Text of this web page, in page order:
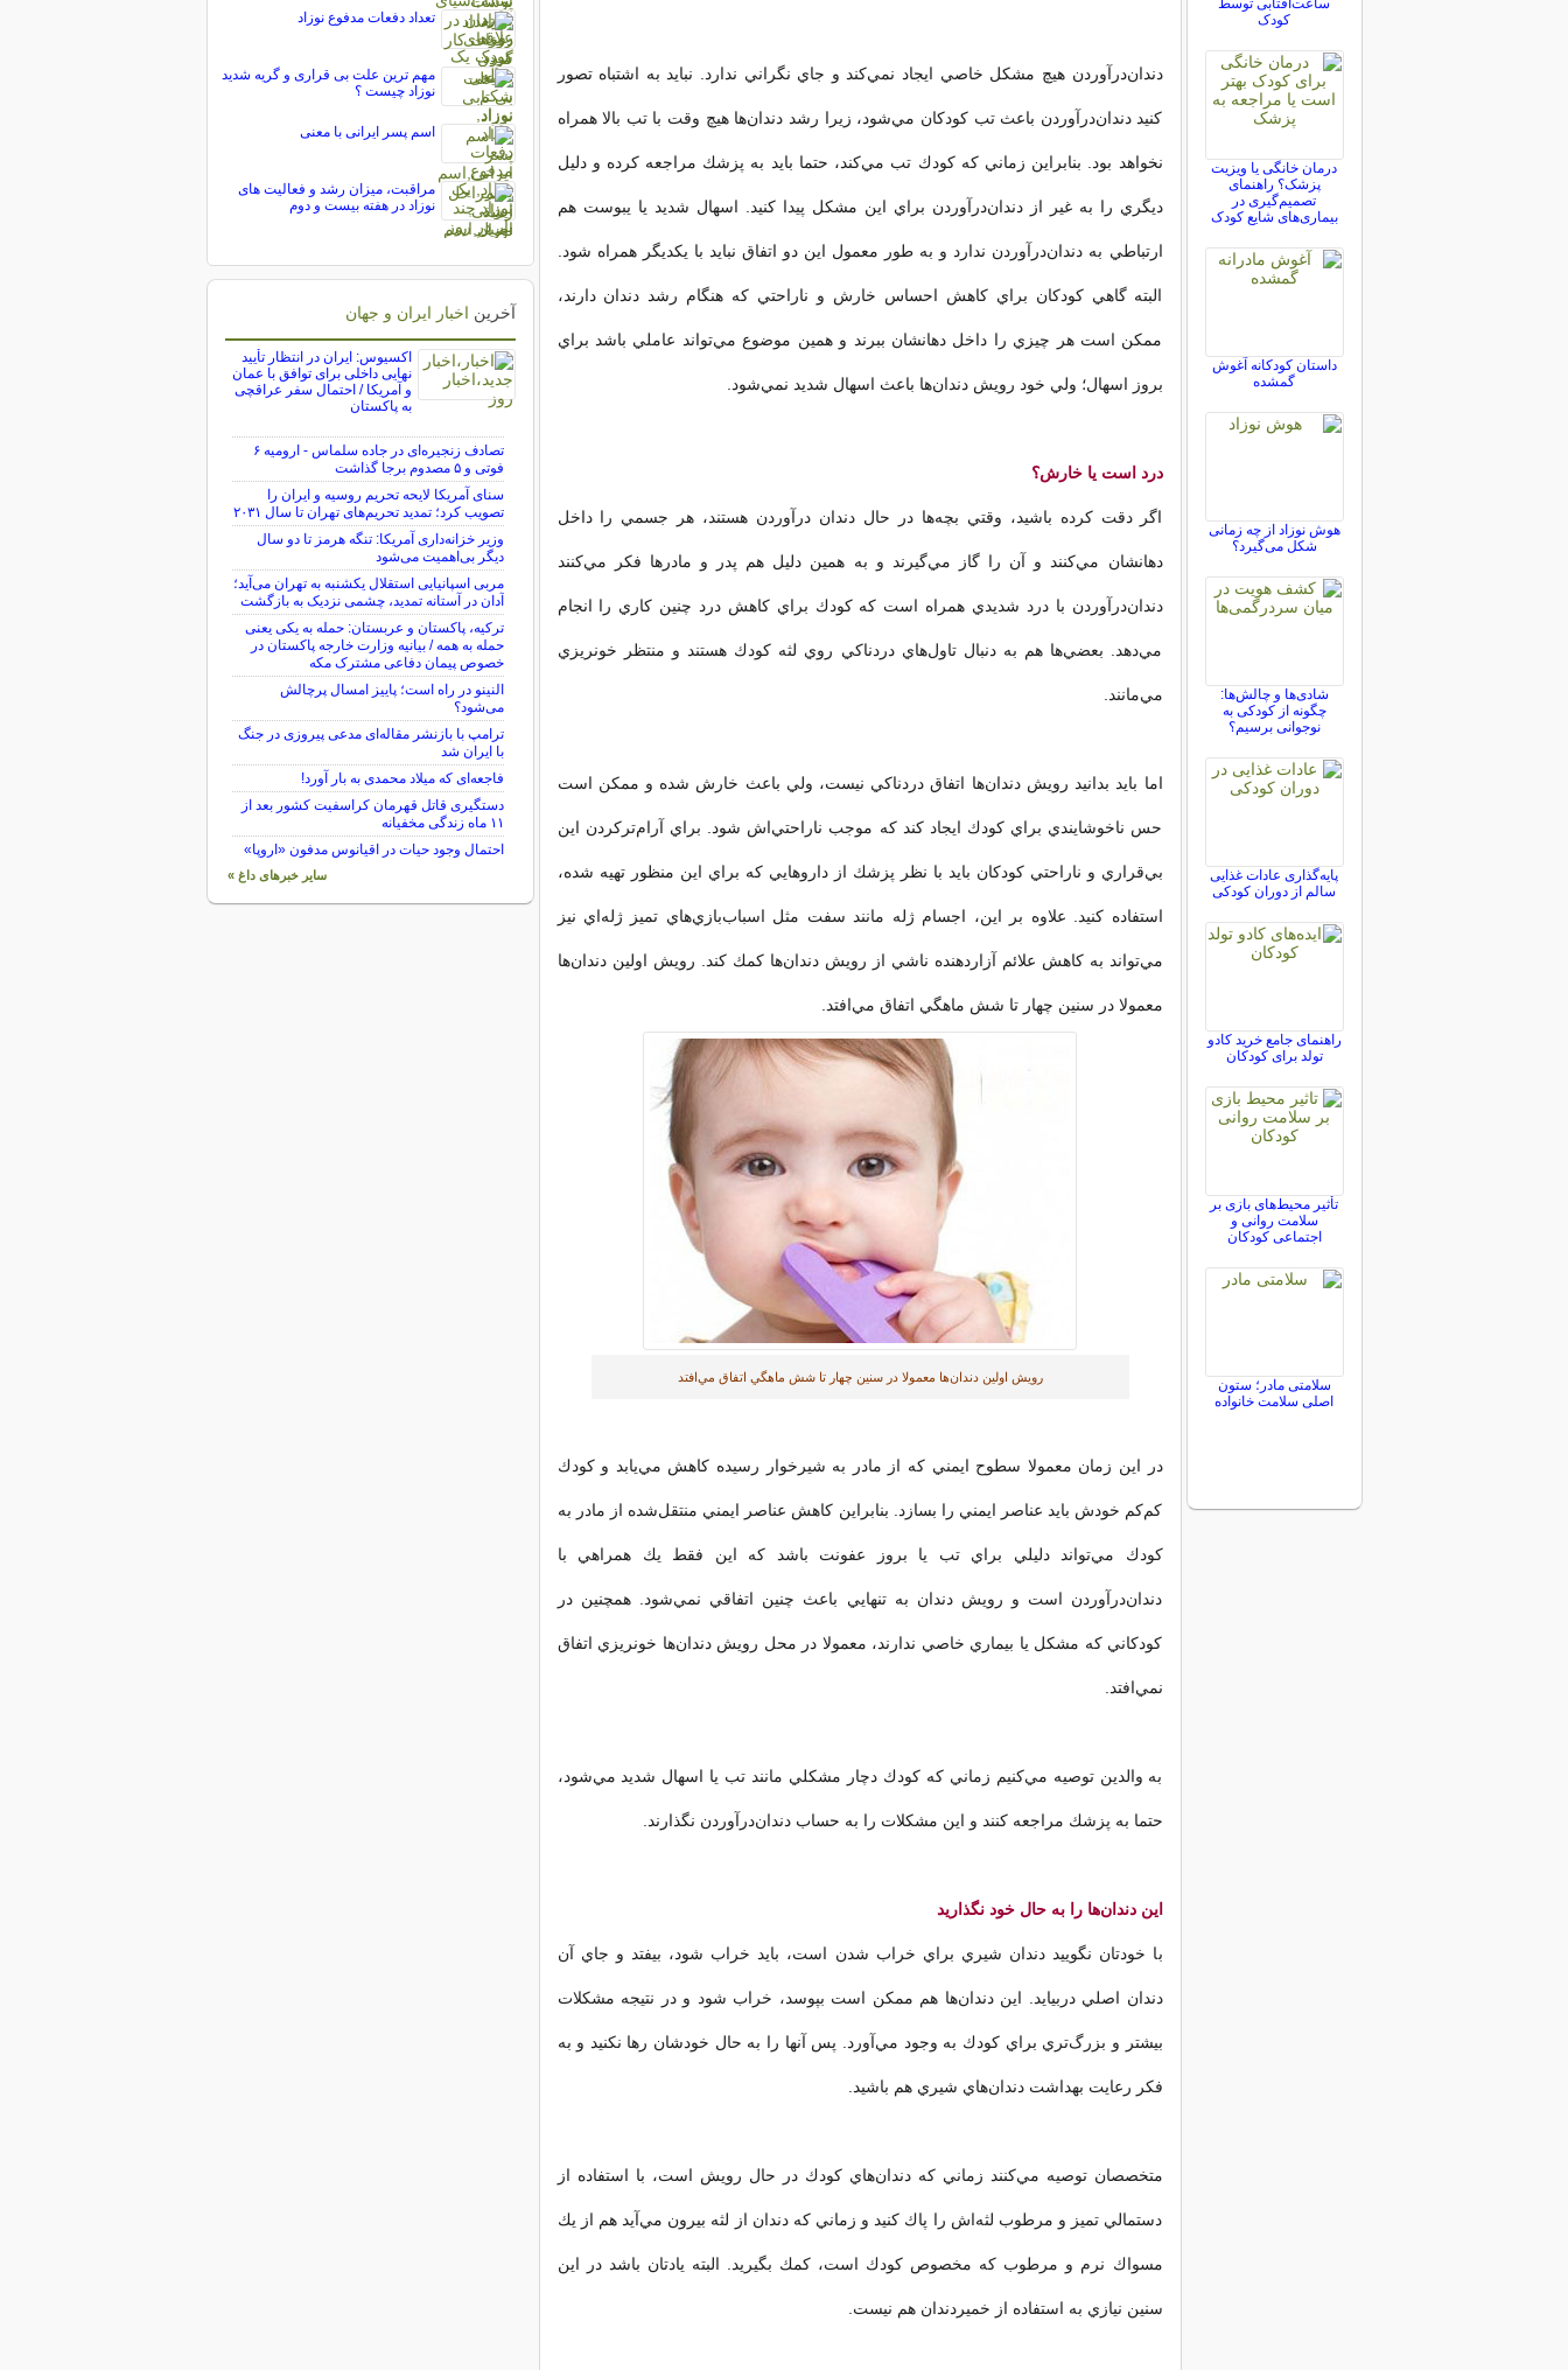
دندان‌درآوردن هيچ مشكل خاصي ايجاد نمي‌كند و جاي نگراني ندارد. نبايد به اشتباه تصور
كنيد دندان‌درآوردن باعث تب كودكان مي‌شود، زيرا رشد دندان‌ها هيچ وقت با تب بالا همراه
نخواهد بود. بنابراين زماني كه كودك تب مي‌كند، حتما بايد به پزشك مراجعه كرده و دليل
ديگري را به غير از دندان‌درآوردن براي اين مشكل پيدا كنيد. اسهال شديد يا يبوست هم
ارتباطي به دندان‌درآوردن ندارد و به طور معمول اين دو اتفاق نبايد با يكديگر همراه شود.
البته گاهي كودكان براي كاهش احساس خارش و ناراحتي كه هنگام رشد دندان دارند،
ممكن است هر چيزي را داخل دهانشان ببرند و همين موضوع مي‌تواند عاملي باشد براي
بروز اسهال؛ ولي خود رويش دندان‌ها باعث اسهال شديد نمي‌شود.
درد است يا خارش؟
اگر دقت كرده باشيد، وقتي بچه‌ها در حال دندان‌ درآوردن هستند، هر جسمي را داخل
دهانشان مي‌كنند و آن را گاز مي‌گيرند و به همين دليل هم پدر و مادرها فكر مي‌كنند
دندان‌درآوردن با درد شديدي همراه است كه كودك براي كاهش درد چنين كاري را انجام
مي‌دهد. بعضي‌ها هم به دنبال تاول‌هاي دردناكي روي لثه كودك هستند و منتظر خونريزي
مي‌مانند.
اما باید بدانید رويش دندان‌ها اتفاق دردناكي نيست، ولي باعث خارش شده و ممكن است
حس ناخوشايندي براي كودك ايجاد كند كه موجب ناراحتي‌اش شود. براي آرام‌تر‌كردن اين
بي‌قراري و ناراحتي كودكان بايد با نظر پزشك از داروهايي كه براي اين منظور تهيه شده،
استفاده كنيد. علاوه بر اين، اجسام ژله‌ مانند سفت مثل اسباب‌بازي‌هاي تميز ژله‌اي نيز‌
مي‌تواند به كاهش علائم آزاردهنده ناشي از رويش دندان‌ها كمك كند. رويش اولين دندان‌ها
معمولا در سنين چهار تا شش ماهگي اتفاق مي‌افتد.
رويش اولين دندان‌ها معمولا در سنين چهار تا شش ماهگي اتفاق مي‌افتد
در اين زمان معمولا سطوح ايمني كه از مادر به شيرخوار رسيده كاهش مي‌يابد و كودك
كم‌كم خودش بايد عناصر ايمني را بسازد. بنابراين كاهش عناصر ايمني منتقل‌شده از مادر به
كودك مي‌تواند دليلي براي تب يا بروز عفونت باشد كه اين فقط يك همراهي با
دندان‌درآوردن است و رويش دندان به تنهايي باعث چنين اتفاقي نمي‌شود. همچنين در
كودكاني كه مشكل يا بيماري خاصي ندارند، معمولا در محل رويش دندان‌ها خونريزي اتفاق
نمي‌افتد.
به والدين توصيه مي‌كنيم زماني كه كودك دچار مشكلي مانند تب يا اسهال شديد مي‌شود،
حتما به پزشك مراجعه كنند و اين مشكلات را به حساب دندان‌درآوردن نگذارند.
اين دندان‌ها را به حال خود نگذاريد
با خودتان نگوييد دندان شيري براي خراب شدن است، بايد خراب شود، بيفتد و جاي آن
دندان اصلي دربيايد. اين دندان‌ها هم ممكن است بپوسد، خراب شود و در نتيجه مشكلات
بيشتر و بزرگ‌تري براي كودك به وجود مي‌آورد. پس آنها را به حال خودشان رها نكنيد و به
فكر رعايت بهداشت دندان‌هاي شيري هم باشيد.
متخصصان توصيه مي‌كنند زماني كه دندان‌هاي كودك در حال رويش است، با استفاده از
دستمالي تميز و مرطوب لثه‌اش را پاك كنيد و زماني كه دندان از لثه بيرون مي‌آيد هم از يك
مسواك نرم و مرطوب كه مخصوص كودك است، كمك بگيريد. البته يادتان باشد در اين
سنين نيازي به استفاده از خميردندان هم نيست.
ساعت‌آفتابی توسط
کودک
درمان خانگی یا ویزیت
پزشک؟ راهنمای
تصمیم‌گیری در
بیماری‌های شایع کودک
داستان کودکانه آغوش
گمشده
هوش نوزاد از چه زمانی
شکل می‌گیرد؟
شادی‌ها و چالش‌ها:
چگونه از کودکی به
نوجوانی برسیم؟
پایه‌گذاری عادات غذایی
سالم از دوران کودکی
راهنمای جامع خرید کادو
تولد برای کودکان
تأثیر محیط‌های بازی بر
سلامت روانی و
اجتماعی کودکان
سلامتی مادر؛ ستون
اصلی سلامت خانواده
تعداد دفعات مدفوع نوزاد
مهم ترین علت بی قراری و گریه شدید
نوزاد چیست ؟
اسم پسر ایرانی با معنی
مراقبت، میزان رشد و فعالیت های
نوزاد در هفته بیست و دوم
آخرین اخبار ایران و جهان
اکسیوس: ایران در انتظار تأیید
نهایی داخلی برای توافق با عمان
و آمریکا / احتمال سفر عراقچی
به پاکستان
تصادف زنجیره‌ای در جاده سلماس - ارومیه ۶
فوتی و ۵ مصدوم برجا گذاشت
سنای آمریکا لایحه تحریم روسیه و ایران را
تصویب کرد؛ تمدید تحریم‌های تهران تا سال ۲۰۳۱
وزیر خزانه‌داری آمریکا: تنگه هرمز تا دو سال
دیگر بی‌اهمیت می‌شود
مربی اسپانیایی استقلال یکشنبه به تهران می‌آید؛
آدان در آستانه تمدید، چشمی نزدیک به بازگشت
ترکیه، پاکستان و عربستان: حمله به یکی یعنی
حمله به همه / بیانیه وزارت خارجه پاکستان در
خصوص پیمان دفاعی مشترک مکه
النینو در راه است؛ پاییز امسال پرچالش
می‌شود؟
ترامپ با بازنشر مقاله‌ای مدعی پیروزی در جنگ
با ایران شد
فاجعه‌ای که میلاد محمدی به بار آورد!
دستگیری قاتل قهرمان کراسفیت کشور بعد از
۱۱ ماه زندگی مخفیانه
احتمال وجود حیات در اقیانوس مدفون «اروپا»
سایر خبرهای داغ »